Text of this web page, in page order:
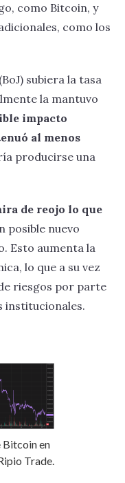
como Bitcoin, y
como los
subiera la tasa
la mantuvo
impacto
al menos
producirse una
de reojo lo que
posible nuevo
Esto aumenta la
lo que a su vez
riesgos por parte
institucionales.
Bitcoin en
Trade.